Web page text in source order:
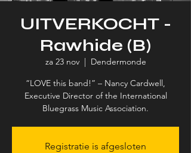
UITVERKOCHT -
Rawhide (B)
za 23 nov
  |
Dendermonde
“LOVE this band!” – Nancy Cardwell,
Executive Director of the International
Bluegrass Music Association.
Registratie is afgesloten